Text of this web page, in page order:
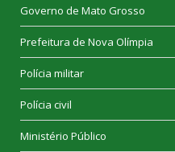
Governo de Mato Grosso
Prefeitura de Nova Olímpia
Polícia militar
Polícia civil
Ministério Público